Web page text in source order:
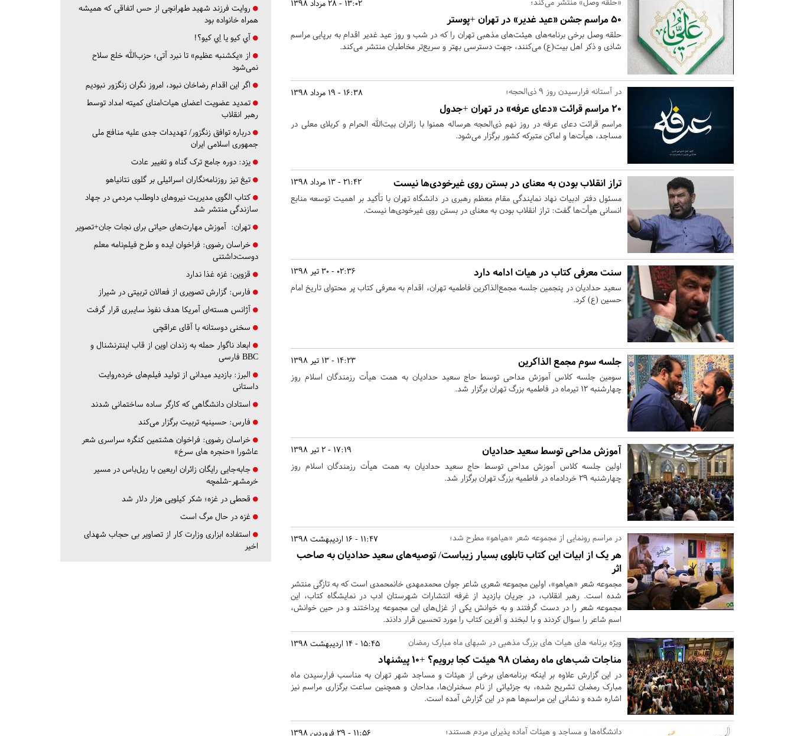
13:02 - 28 مرداد 1398
۵۰ مراسم جشن «عید غدیر» در تهران +پوستر
حلقه وصل برخی برنامه‌های هیئت‌های مذهبی تهران را که در شب و روز عید غدیر اقدام به برپایی مراسم
شادی و ذکر اهل بیت(ع) می‌کنند، جهت دسترسی بهتر و سریع‌تر مخاطبان منتشر می‌کند.
16:38 - 19 مرداد 1398 در آستانه فرارسیدن روز ۹ ذی‌الحجه؛
۲۰ مراسم قرائت «دعای عرفه» در تهران +جدول
مراسم قرائت دعای عرفه در روز نهم ذی‌الحجه هرساله همنوا با زائران بیت‌الله الحرام و کربلای معلی در
مساجد، هیأت‌ها و اماکن متبرکه کشور برگزار می‌شود.
21:42 - 13 مرداد 1398 تراز انقلاب بودن به معنای در بستن روی غیرخودی‌ها نیست
مسئول دفتر ادبیات نهاد نمایندگی مقام معظم رهبری در دانشگاه تهران با تأکید بر اهمیت توسعه منابع
انسانی هیأت‌ها گفت: تراز انقلاب بودن به معنای در بستن روی غیرخودی‌ها نیست.
02:36 - 30 تیر 1398 سنت معرفی کتاب در هیات ادامه دارد
سعید حدادیان در پنجمین جلسه مجمع‌الذاکرین فاطمیه تهران، اقدام به معرفی کتاب پر محتوای تاریخ امام
حسین (ع) کرد.
14:23 - 13 تیر 1398 جلسه سوم مجمع الذاکرین
سومین جلسه کلاس آموزش مداحی توسط حاج سعید حدادیان به همت هیأت رزمندگان اسلام روز
چهارشنبه ۱۲ تیرماه در فاطمیه بزرگ تهران برگزار شد.
17:19 - 2 تیر 1398 آموزش مداحی توسط سعید حدادیان
اولین جلسه کلاس آموزش مداحی توسط حاج سعید حدادیان به همت هیأت رزمندگان اسلام روز
چهارشنبه ۲۹ خردادماه در فاطمیه بزرگ تهران برگزار شد.
11:47 - 16 اردیبهشت 1398 در مراسم رونمایی از مجموعه شعر «هیاهو» مطرح شد؛
هر یک از ابیات این کتاب تابلوی بسیار زیباست/ توصیه‌های سعید حدادیان به صاحب
اثر
مجموعه شعر «هیاهو»، اولین مجموعه شعری شاعر جوان محمدمهدی خانمحمدی است که به تازگی منتشر
شده است. رهبر انقلاب، در جریان بازدید از غرفه انتشارات شهرستان ادب در نمایشگاه کتاب، این
مجموعه شعر را در دست گرفتند و به خوانش یکی از غزل‌های این مجموعه پرداختند و در حین خوانش،
اسم شاعر را سوال کردند و با لبخند و آفرین کتاب را مورد تحسین قرار دادند.
15:45 - 14 اردیبهشت 1398 ویژه برنامه های هیات های بزرگ مذهبی در شبهای ماه مبارک رمضان
مناجات شب‌های ماه رمضان ۹۸ هیئت کجا برویم؟ +۱۰ پیشنهاد
در این گزارش علاوه بر اینکه برنامه‌های برخی از هیئات و مساجد شهر تهران به مناسب فرارسیدن ماه
مبارک رمضان تشریح شده، به جزئیاتی از نام سخنران‌ها، مداحان و همچنین ساعت برگزاری مراسم نیز
اشاره شده و نشانی این مراسم‌ها هم در این گزارش آمده است.
11:56 - 29 فروردین 1398 دانشگاه‌ها و مساجد و هیئات آماده پذیرای مردم هستند؛
روایت فرزند شهید طهرانچی از حس اتفاقی که همیشه
همراه خانواده بود
آي كيو يا اِي كيو؟!
از «یکشنبه عظیم» تا نبرد آتی؛ حزب‌الله خلع سلاح
نمی‌شود
اگر این اقدام رضاخان نبود، امروز نگران زنگزور نبودیم
تمدید عضویت اعضای هیات‌امنای کمیته امداد توسط
رهبر انقلاب
درباره توافق زنگزور/ تهدیدات جدی علیه منافع ملی
جمهوری اسلامی ایران
یزد: دوره جامع ترک گناه و تغییر عادت
تیغ تیز روزنامه‌نگاران اسرائیلی بر گلوی نتانیاهو
کتاب الگوی مدیریت نیروهای داوطلب مردمی در جهاد
سازندگی منتشر شد
تهران: آموزش مهارت‌های حیاتی برای نجات جان+تصویر
خراسان رضوی: فراخوان ایده و طرح فیلم‌نامه معلم
دوست‌داشتنی
قزوین: غزه غذا ندارد
فارس: گزارش تصویری از فعالان تربیتی در شیراز
آژانس هسته‌ای آمریکا هدف نفوذ سایبری قرار گرفت
سخنی دوستانه با آقای عراقچی
ابعاد ناگوار حمله به زندان اوین از قاب اینترنشنال و
BBC فارسی
البرز: بازدید میدانی از تولید فیلم‌های خرده‌روایت
داستانی
استادان دانشگاهی که کارگر ساده ساختمانی شدند
فارس: حسینیه تربیت برگزار می‌کند
خراسان رضوی: فراخوان هشتمین کنگره سراسری شعر
عاشورا «حنجره های سرخ»
جابه‌جایی رایگان زائران اربعین با ریل‌باس در مسیر
خرمشهر-شلمچه
قحطی در غزه؛ شکر کیلویی هزار دلار شد
غزه در حال مرگ است
استفاده ابزاری وزارت کار از تصاویر بی حجاب شهدای
اخیر